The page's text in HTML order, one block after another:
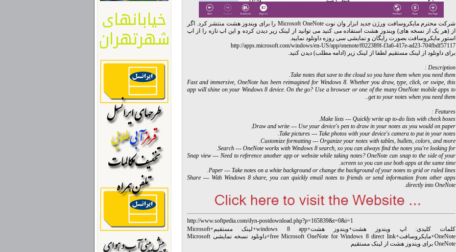
شرکت محترم مایکروسافت ورژن جدید ابزار وان نوت Microsoft OneNote را برای ویندوز هشت منتشر کرد. اگر
از (هر یک از نسخه های) ویندوز هشت استفاده می کنید می توانید از لینک زیر دیدن کرده و این اپ تازه را از اپ
استور مایکروسافت بصورت رایگان و نمایشی سی روزه داونلود نمایید.
http://apps.microsoft.com/windows/en-US/app/onenote/f022389f-f3a6-417e-ad23-704fbdf57117
برای داونلود از لینک مستقیم لطفا از لینک زیر (ادامه مطلب) دیدن کنید.
Description :
Take notes that save to the cloud so you have them when you need them.
Fast and immersive, OneNote has been reimagined for Windows 8. Whether you draw, type, click, or swipe, this
app will shine on your Windows 8 device. On the go? Use a browser or one of the many OneNote mobile apps to
get to your notes when you need them..
Features :
Make lists --- Quickly write up to-do lists with check boxes.
Draw and write --- Use your device's pen to draw in your notes as you would on paper.
Take pictures --- Take photos with your device's camera to put in your notes.
Customize formatting --- Organize your notes with tables, bullets, colors, and more.
Search --- OneNote works with Windows 8 search, so you can always find the notes you're looking for.
Snap view --- Need to reference another app or website while taking notes? OneNote can snap to the side of your
screen so you can use both apps at the same time.
Paper --- Take notes on a white background or change the background of your notes to grid or ruled lines.
Share --- With Windows 8 share, you can quickly email notes to friends or send information from other apps
directly into OneNote.
http://www.softpedia.com/dyn-postdownload.php?p=165839&t=0&i=1
کلمات کلیدی:
اپ ویندوز هشت+ویندوز هشت+
windows 8 app
+لینک مستقیم+
Microsoft
OneNote
+مایکروسافت+
free Microsoft OneNote for Windows 8 direct link
+
داونلود نسخه نمایشی Microsoft
OneNote برای ویندوز هشت از لینک مستقیم